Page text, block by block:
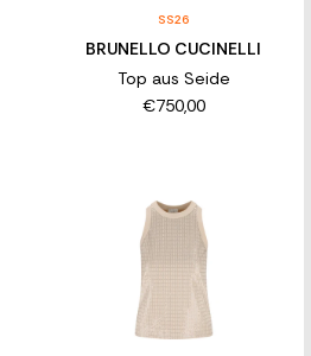
SS26
BRUNELLO CUCINELLI
Top aus Seide
€750,00